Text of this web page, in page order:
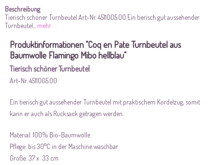
Beschreibung
Tierisch schöner Turnbeutel Art-Nr. 4511005.00 Ein tierisch gut aussehender
Turnbeutel...
mehr
Produktinformationen "Coq en Pate Turnbeutel aus
Baumwolle Flamingo Mibo hellblau"
Tierisch schöner Turnbeutel
Art-Nr. 4511005.00
Ein tierisch gut aussehender Turnbeutel mit praktischem Kordelzug, somit
kann er auch als Rucksack getragen werden.
Material: 100% Bio-Baumwolle
Pflege: bis 30°C in der Maschine waschbar
Größe: 37 x 33 cm